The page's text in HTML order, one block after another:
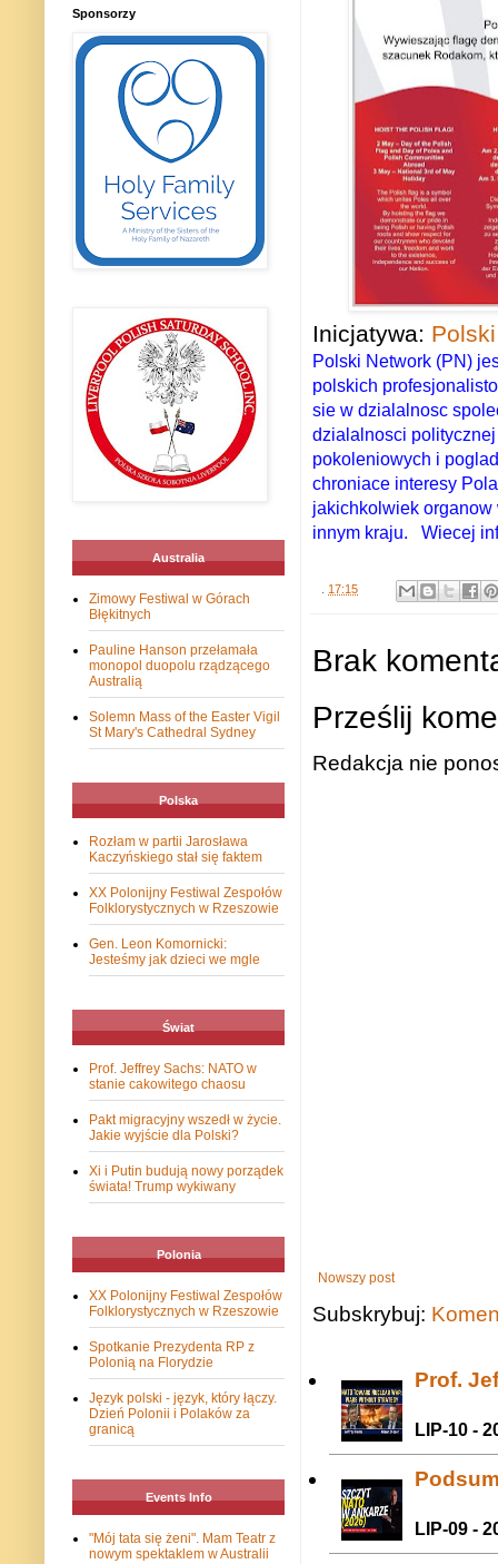
Inicjatywa:
Polski Network (PN)
polskich
sie w dzialalnosc
dzialalnosci
pokoleniowych i
chroniace interesy
jakichkolwiek
innym kraju. Wiecej
. 17:15
Brak
Prześlij
Redakcja nie
Nowszy post
Subskrybuj:
Prof.
LIP-10 -
LIP-09 -
Sponsorzy
Australia
Zimowy Festiwal w Górach
Błękitnych
Pauline Hanson przełamała
monopol duopolu rządzącego
Australią
Solemn Mass of the Easter Vigil
St Mary's Cathedral Sydney
Polska
Rozłam w partii Jarosława
Kaczyńskiego stał się faktem
XX Polonijny Festiwal Zespołów
Folklorystycznych w Rzeszowie
Gen. Leon Komornicki:
Jesteśmy jak dzieci we mgle
Świat
Prof. Jeffrey Sachs: NATO w
stanie cakowitego chaosu
Pakt migracyjny wszedł w życie.
Jakie wyjście dla Polski?
Xi i Putin budują nowy porządek
świata! Trump wykiwany
Polonia
XX Polonijny Festiwal Zespołów
Folklorystycznych w Rzeszowie
Spotkanie Prezydenta RP z
Polonią na Florydzie
Język polski - język, który łączy.
Dzień Polonii i Polaków za
granicą
Events Info
"Mój tata się żeni". Mam Teatr z
nowym spektaklem w Australii